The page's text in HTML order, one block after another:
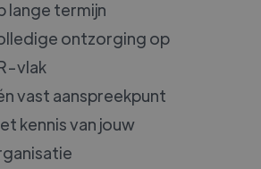
lange termijn
ontzorging op
vlak
vast aanspreekpunt
kennis van jouw